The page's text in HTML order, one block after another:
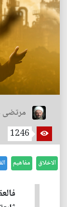
1246
الاخلاق مفاهيم